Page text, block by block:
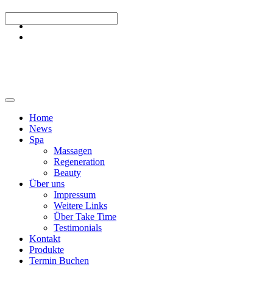
Home
News
Spa
Massagen
Regeneration
Beauty
Über uns
Impressum
Weitere Links
Über Take Time
Testimonials
Kontakt
Produkte
Termin Buchen